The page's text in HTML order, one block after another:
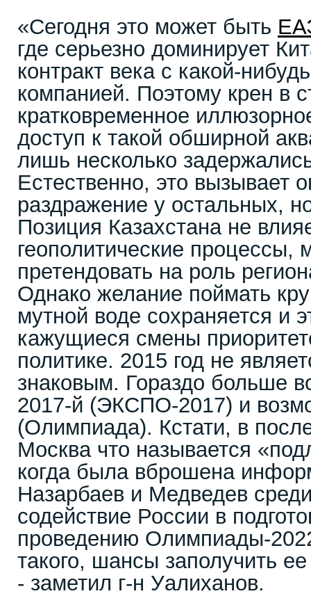
«Сегодня это может быть
где серьезно доминирует
контракт века с какой-
компанией. Поэтому крен в
кратковременное
доступ к такой обширной
лишь несколько
Естественно, это вызывает
раздражение у остальных,
Позиция Казахстана не
геополитические
претендовать на роль
Однако желание поймать
мутной воде сохраняется и
кажущиеся смены
политике. 2015 год не
знаковым. Гораздо больше
2017-й (ЭКСПО-2017) и
(Олимпиада). Кстати, в
Москва что называется
когда была вброшена
Назарбаев и Медведев
содействие России в
проведению Олимпиады-
такого, шансы заполучить
- заметил г-н Уалиханов.